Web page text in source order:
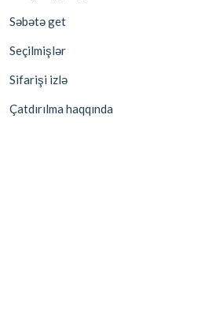
Səbətə get
Seçilmişlər
Sifarişi izlə
Çatdırılma haqqında